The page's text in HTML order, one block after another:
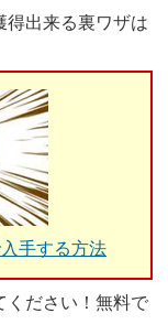
得出来る裏ワザは
手する方法
ください！無料で